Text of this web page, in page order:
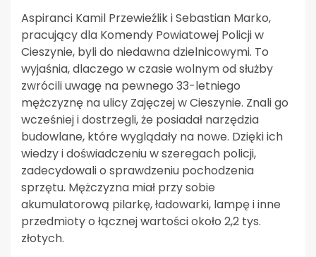
Aspiranci Kamil Przewieźlik i Sebastian Marko,
pracujący dla Komendy Powiatowej Policji w
Cieszynie, byli do niedawna dzielnicowymi. To
wyjaśnia, dlaczego w czasie wolnym od służby
zwrócili uwagę na pewnego 33-letniego
mężczyznę na ulicy Zajęczej w Cieszynie. Znali go
wcześniej i dostrzegli, że posiadał narzędzia
budowlane, które wyglądały na nowe. Dzięki ich
wiedzy i doświadczeniu w szeregach policji,
zadecydowali o sprawdzeniu pochodzenia
sprzętu. Mężczyzna miał przy sobie
akumulatorową pilarkę, ładowarki, lampę i inne
przedmioty o łącznej wartości około 2,2 tys.
złotych.